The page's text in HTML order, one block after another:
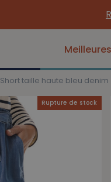
Short taille haute bleu denim
Rupture de stock